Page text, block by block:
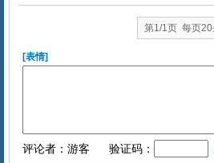
第1/1页 每页20
[表情]
评论者：游客 验证码：